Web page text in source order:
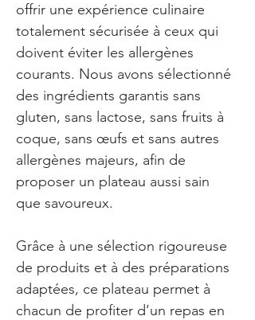
offrir une expérience culinaire
totalement sécurisée à ceux qui
doivent éviter les allergènes
courants. Nous avons sélectionné
des ingrédients garantis sans
gluten, sans lactose, sans fruits à
coque, sans œufs et sans autres
allergènes majeurs, afin de
proposer un plateau aussi sain
que savoureux.
Grâce à une sélection rigoureuse
de produits et à des préparations
adaptées, ce plateau permet à
chacun de profiter d’un repas en